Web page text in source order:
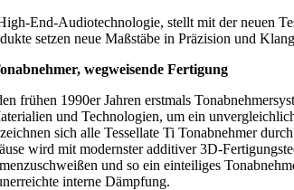
End-Audiotechnologie, stellt mit der neuen
setzen neue Maßstäbe in Präzision und
wegweisende Fertigung
frühen 1990er Jahren erstmals
und Technologien, um ein
sich alle Tessellate Ti Tonabnehmer
wird mit modernster additiver 3D-
und so ein einteiliges
interne Dämpfung.